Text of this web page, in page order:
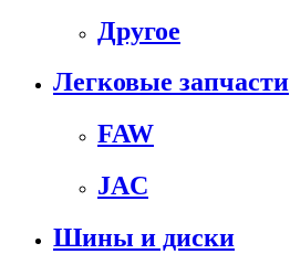
Другое
Легковые запчасти
FAW
JAC
Шины и диски